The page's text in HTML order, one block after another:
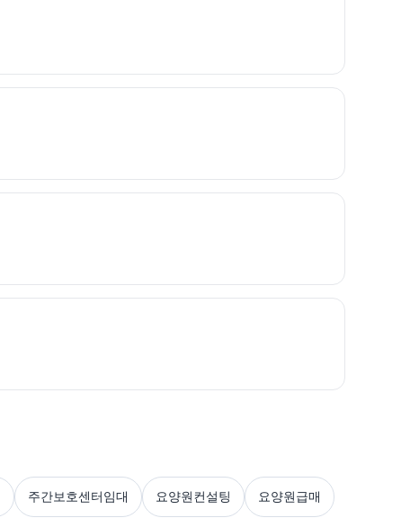
주간보호센터임대 요양원컨설팅 요양원급매